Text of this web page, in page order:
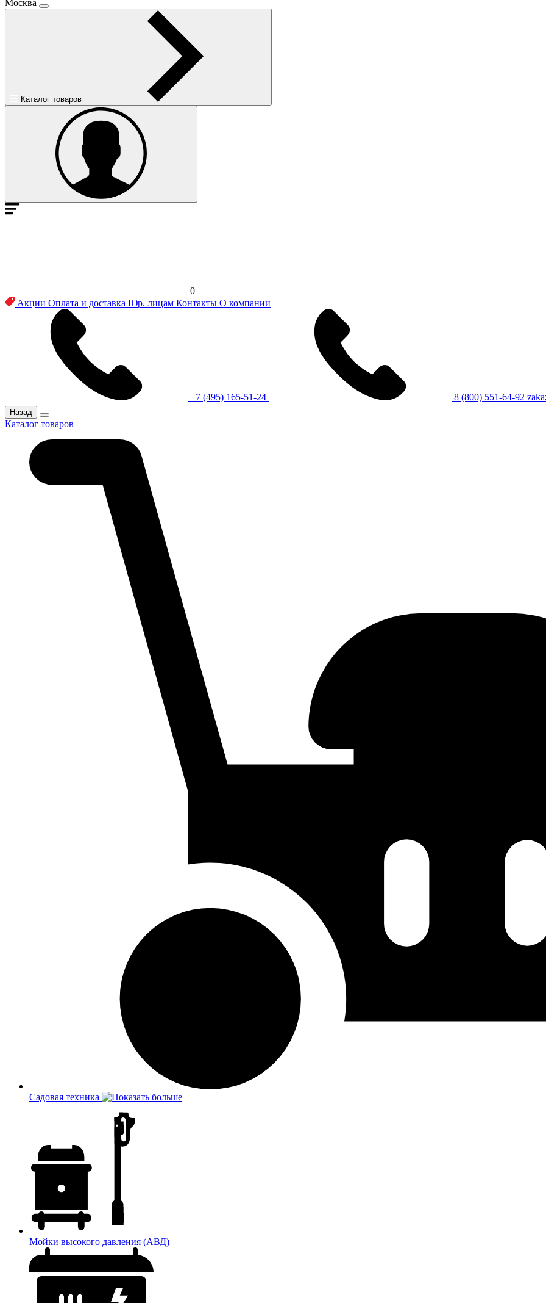
Москва
Каталог товаров
0
Акции Оплата и доставка Юр. лицам Контакты О компании
+7 (495) 165-51-24 8 (800) 551-64-92
Назад
Каталог товаров
Садовая техника
Мойки высокого давления (АВД)